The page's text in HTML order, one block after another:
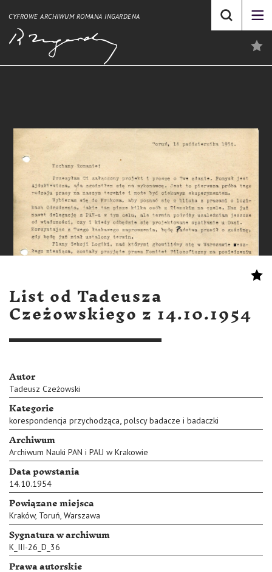
CYFROWE ARCHIWUM ROMANA INGARDENA
List od Tadeusza
Czeżowskiego z 14.10.1954
Autor
Tadeusz Czeżowski
Kategorie
korespondencja przychodząca, polscy badacze i badaczki
Archiwum
Archiwum Nauki PAN i PAU w Krakowie
Data powstania
14.10.1954
Powiązane miejsca
Kraków, Toruń, Warszawa
Sygnatura w archiwum
K_III-26_D_36
Prawa autorskie